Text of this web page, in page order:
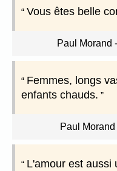
Vous êtes belle
Paul Morand -
Femmes, longs
enfants chauds.
Paul Morand
L'amour est aussi